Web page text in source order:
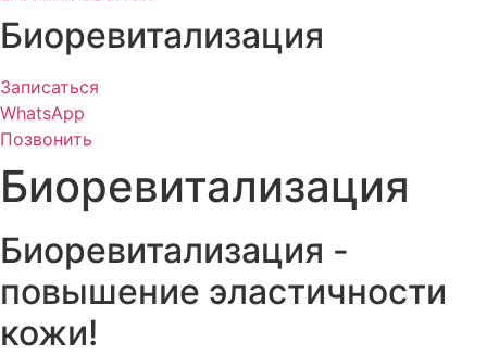
Биоревитализация
Записаться
WhatsApp
Позвонить
Биоревитализация
Биоревитализация -
повышение эластичности
кожи!